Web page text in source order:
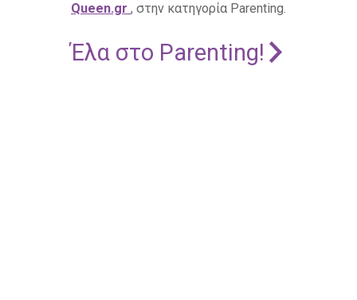
Queen.gr , στην κατηγορία Parenting.
Έλα στο Parenting!